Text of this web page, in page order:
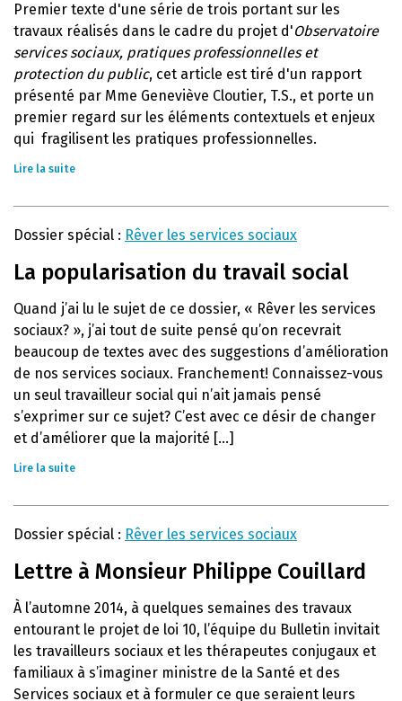
Premier texte d'une série de trois portant sur les
travaux réalisés dans le cadre du projet d'Observatoire
services sociaux, pratiques professionnelles et
protection du public, cet article est tiré d'un rapport
présenté par Mme Geneviève Cloutier, T.S., et porte un
premier regard sur les éléments contextuels et enjeux
qui fragilisent les pratiques professionnelles.
Lire la suite
Dossier spécial : Rêver les services sociaux
La popularisation du travail social
Quand j’ai lu le sujet de ce dossier, « Rêver les services
sociaux? », j’ai tout de suite pensé qu’on recevrait
beaucoup de textes avec des suggestions d’amélioration
de nos services sociaux. Franchement! Connaissez-vous
un seul travailleur social qui n’ait jamais pensé
s’exprimer sur ce sujet? C’est avec ce désir de changer
et d’améliorer que la majorité [...]
Lire la suite
Dossier spécial : Rêver les services sociaux
Lettre à Monsieur Philippe Couillard
À l’automne 2014, à quelques semaines des travaux
entourant le projet de loi 10, l’équipe du Bulletin invitait
les travailleurs sociaux et les thérapeutes conjugaux et
familiaux à s’imaginer ministre de la Santé et des
Services sociaux et à formuler ce que seraient leurs